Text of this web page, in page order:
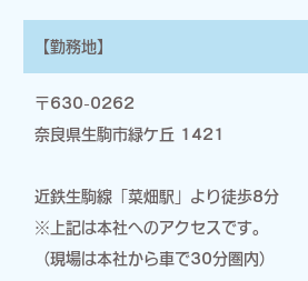
【勤務地】
〒630-0262
奈良県生駒市緑ケ丘 1421
近鉄生駒線「菜畑駅」より徒歩8分
※上記は本社へのアクセスです。
（現場は本社から車で30分圏内）